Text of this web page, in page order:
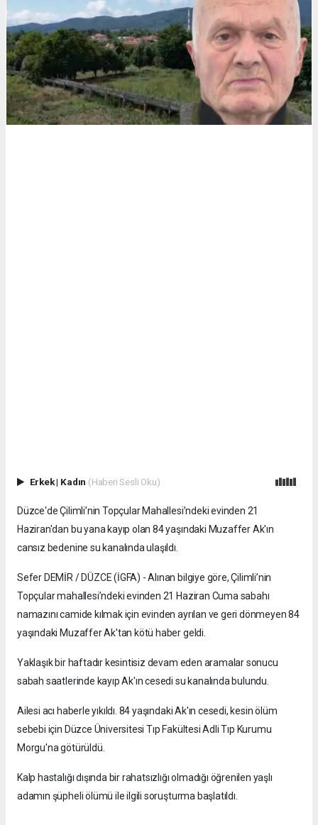
Erkek| Kadın (Haberi Sesli Oku)
Düzce'de Çilimli’nin Topçular Mahallesi’ndeki evinden 21
Haziran'dan bu yana kayıp olan 84 yaşındaki Muzaffer Ak'ın
cansız bedenine su kanalında ulaşıldı.
Sefer DEMİR / DÜZCE (İGFA) - Alınan bilgiye göre, Çilimli’nin
Topçular mahallesi’ndeki evinden 21 Haziran Cuma sabahı
namazını camide kılmak için evinden ayrılan ve geri dönmeyen 84
yaşındaki Muzaffer Ak'tan kötü haber geldi.
Yaklaşık bir haftadır kesintisiz devam eden aramalar sonucu
sabah saatlerinde kayıp Ak'ın cesedi su kanalında bulundu.
Ailesi acı haberle yıkıldı. 84 yaşındaki Ak'ın cesedi, kesin ölüm
sebebi için Düzce Üniversitesi Tıp Fakültesi Adli Tıp Kurumu
Morgu'na götürüldü.
Kalp hastalığı dışında bir rahatsızlığı olmadığı öğrenilen yaşlı
adamın şüpheli ölümü ile ilgili soruşturma başlatıldı.